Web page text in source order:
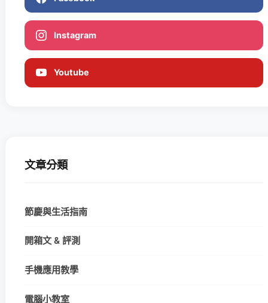
Instagram
Youtube
文章分類
節慶與生活指南
開箱文 & 評測
手機應用教學
電腦小教室